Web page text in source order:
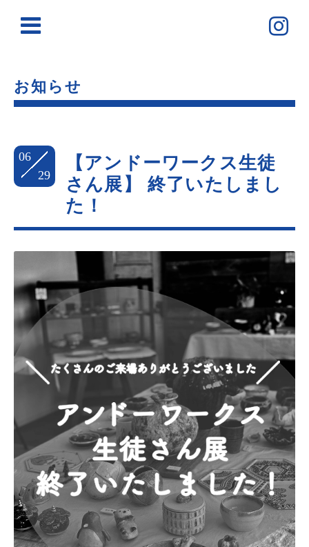
お知らせ
06
29
【アンドーワークス生徒
さん展】 終了いたしまし
た！